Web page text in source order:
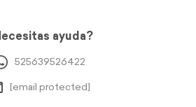
ayuda?
525639526422
[email protected]